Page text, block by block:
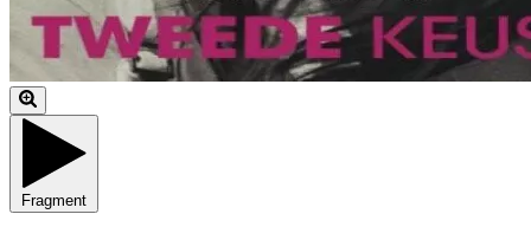
Fragment